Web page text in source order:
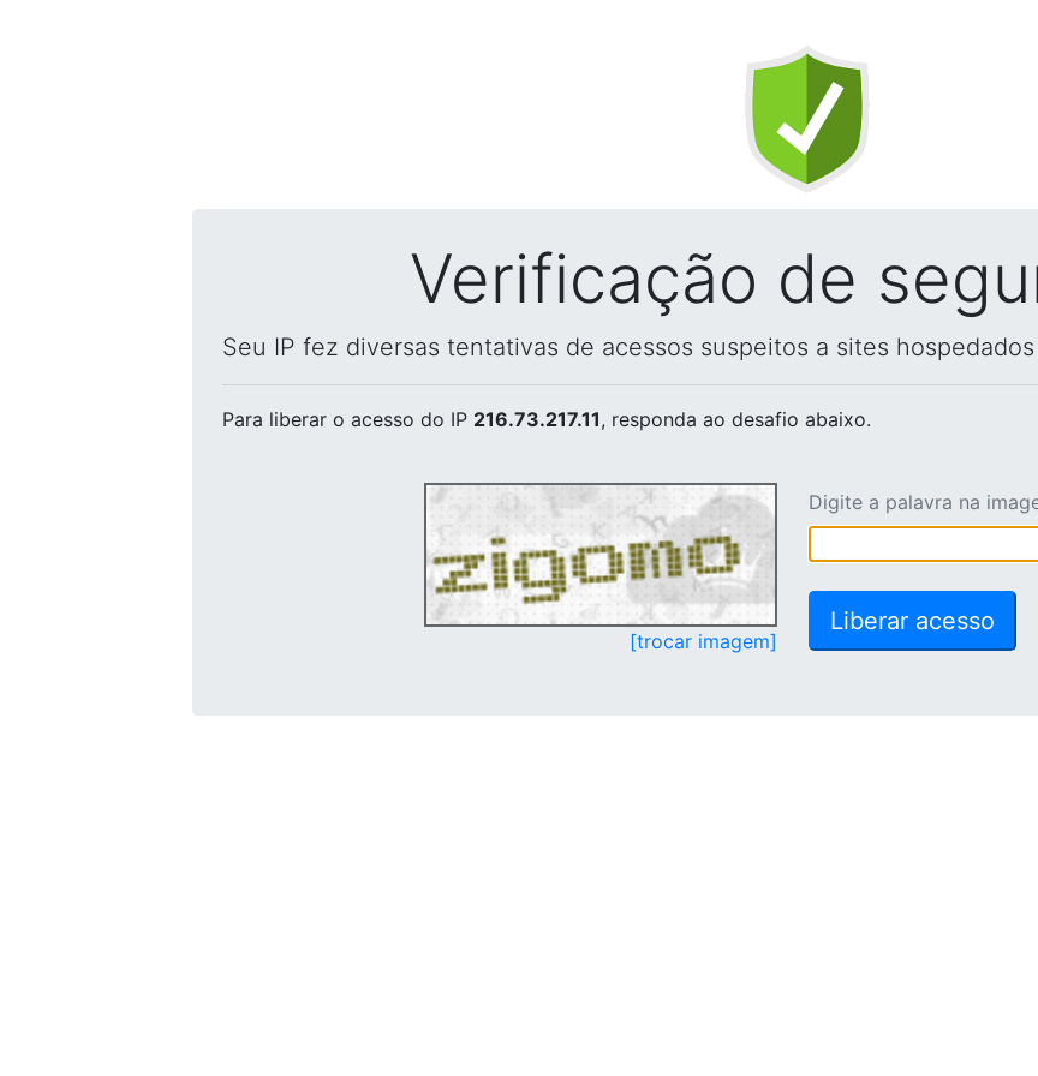
Verificação de
Seu IP fez diversas tentativas de acessos suspeitos a sites
Para liberar o acesso do IP 216.73.217.11, responda ao desafio abaixo.
[trocar imagem]
Digite a palavra na